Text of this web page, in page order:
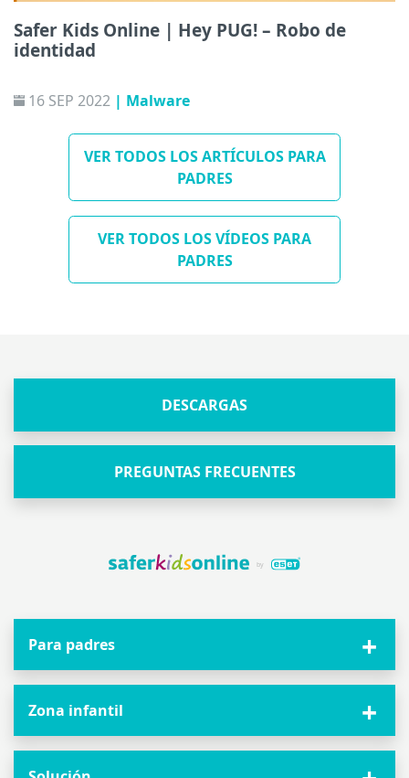
Safer Kids Online | Hey PUG! – Robo de
identidad
16 SEP 2022 | Malware
VER TODOS LOS ARTÍCULOS PARA
PADRES
VER TODOS LOS VÍDEOS PARA
PADRES
DESCARGAS
PREGUNTAS FRECUENTES
Para padres
Zona infantil